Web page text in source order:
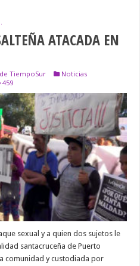
ATACADA EN
TiempoSur
Noticias
459
sexual y a quien dos sujetos le
santacruceña de Puerto
comunidad y custodiada por